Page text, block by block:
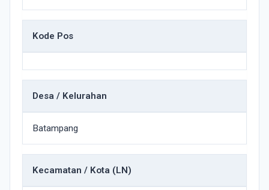
Kode Pos
Desa / Kelurahan
Batampang
Kecamatan / Kota (LN)